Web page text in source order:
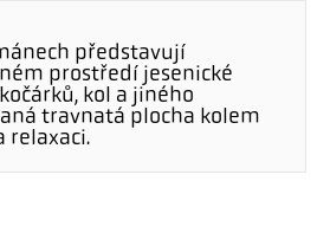
představují
prostředí jesenické
kol a jiného
travnatá plocha kolem
relaxaci.